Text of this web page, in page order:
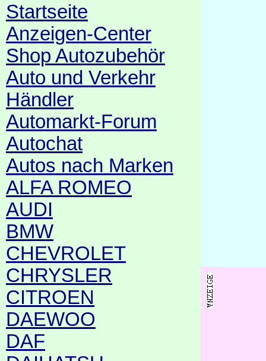
Startseite
Anzeigen-Center
Shop Autozubehör
Auto und Verkehr
Händler
Automarkt-Forum
Autochat
Autos nach Marken
ALFA ROMEO
AUDI
BMW
CHEVROLET
CHRYSLER
CITROEN
DAEWOO
DAF